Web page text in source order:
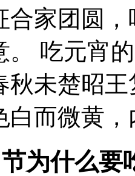
合家团圆
。 吃元宵
秋未楚昭
白而微黄
为什么要